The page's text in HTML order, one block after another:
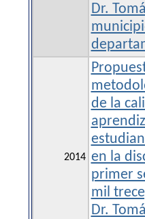
Dr.
2014
de la
en la
primer
mil
Dr.